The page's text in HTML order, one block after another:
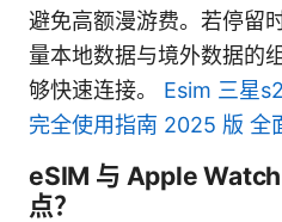
避免高额漫游费。若停留
量本地数据与境外数据的
够快速连接。 Esim 三星
完全使用指南 2025 版 全
eSIM 与 Apple
点？